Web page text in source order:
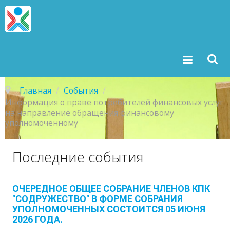
Главная / События /
Информация о праве потребителей финансовых услуг
на направление обращения финансовому
уполномоченному
Последние события
ОЧЕРЕДНОЕ ОБЩЕЕ СОБРАНИЕ ЧЛЕНОВ КПК
"СОДРУЖЕСТВО" В ФОРМЕ СОБРАНИЯ
УПОЛНОМОЧЕННЫХ СОСТОИТСЯ 05 ИЮНЯ
2026 ГОДА.